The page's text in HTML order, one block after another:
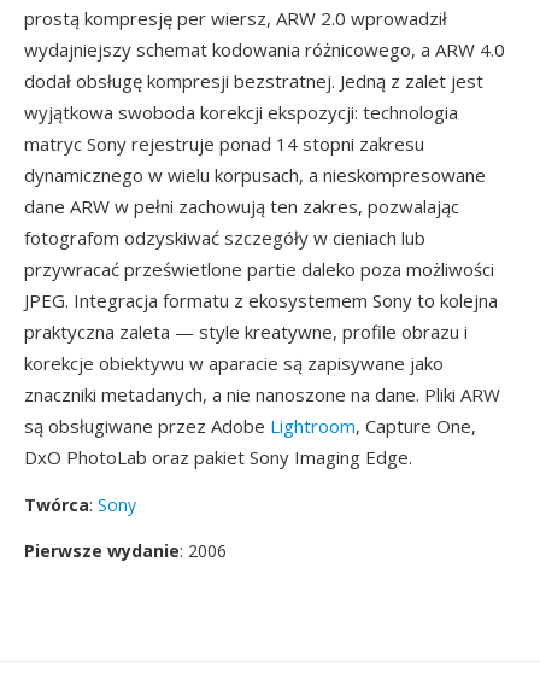
prostą kompresję per wiersz, ARW 2.0 wprowadził
wydajniejszy schemat kodowania różnicowego, a ARW 4.0
dodał obsługę kompresji bezstratnej. Jedną z zalet jest
wyjątkowa swoboda korekcji ekspozycji: technologia
matryc Sony rejestruje ponad 14 stopni zakresu
dynamicznego w wielu korpusach, a nieskompresowane
dane ARW w pełni zachowują ten zakres, pozwalając
fotografom odzyskiwać szczegóły w cieniach lub
przywracać prześwietlone partie daleko poza możliwości
JPEG. Integracja formatu z ekosystemem Sony to kolejna
praktyczna zaleta — style kreatywne, profile obrazu i
korekcje obiektywu w aparacie są zapisywane jako
znaczniki metadanych, a nie nanoszone na dane. Pliki ARW
są obsługiwane przez Adobe Lightroom, Capture One,
DxO PhotoLab oraz pakiet Sony Imaging Edge.
Twórca: Sony
Pierwsze wydanie: 2006